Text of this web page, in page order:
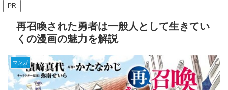
PR
再召喚された勇者は一般人として生きてい
くの漫画の魅力を解説
マンガ